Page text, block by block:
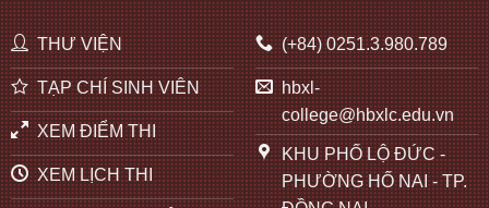
THƯ VIỆN
TẠP CHÍ SINH VIÊN
XEM ĐIỂM THI
XEM LỊCH THI
(+84) 0251.3.980.789
hbxl-
college@hbxlc.edu.vn
KHU PHỐ LỘ ĐỨC -
PHƯỜNG HỐ NAI - TP.